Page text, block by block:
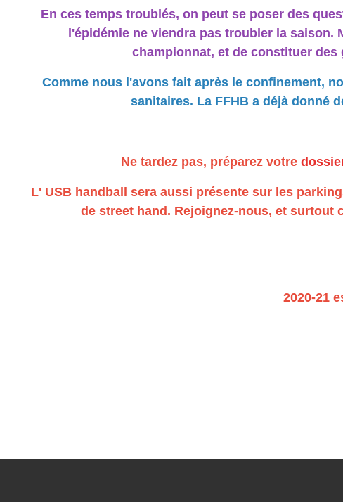
En ces temps troublés, on peut se poser des
l'épidémie ne viendra pas troubler la
championnat, et de constituer
Comme nous l'avons fait après le confinement,
sanitaires. La FFHB a déjà donné
Ne tardez pas, préparez votre
L' USB handball sera aussi présente sur les
de street hand. Rejoignez-nous, et surtout
2020-21